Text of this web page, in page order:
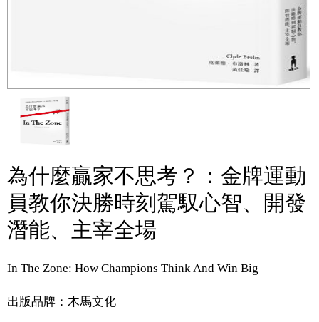
為什麼贏家不思考？：金牌運動
員教你決勝時刻駕馭心智、開發
潛能、主宰全場
In The Zone: How Champions Think And Win Big
出版品牌：木馬文化